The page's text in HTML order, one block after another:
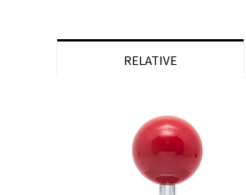
RELATIVE